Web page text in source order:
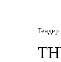
Тендер